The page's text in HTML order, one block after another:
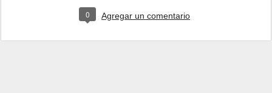
0 Agregar un comentario